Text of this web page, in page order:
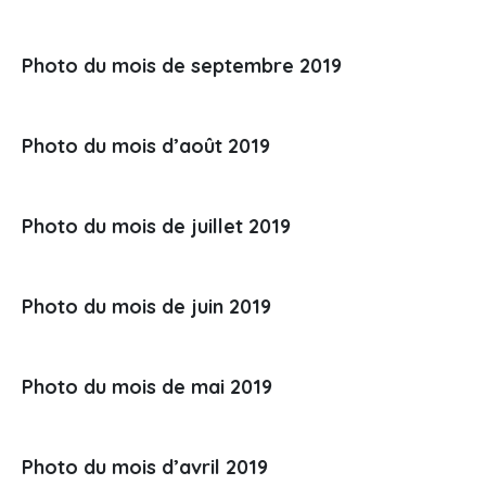
Photo du mois de septembre 2019
Photo du mois d’août 2019
Photo du mois de juillet 2019
Photo du mois de juin 2019
Photo du mois de mai 2019
Photo du mois d’avril 2019